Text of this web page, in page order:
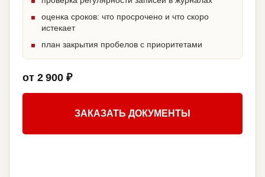
оценка сроков: что просрочено и что скоро
истекает
план закрытия пробелов с приоритетами
от 2 900 ₽
ЗАКАЗАТЬ ДОКУМЕНТЫ